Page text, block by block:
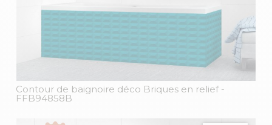
Contour de baignoire déco Briques en relief -
FFB94858B